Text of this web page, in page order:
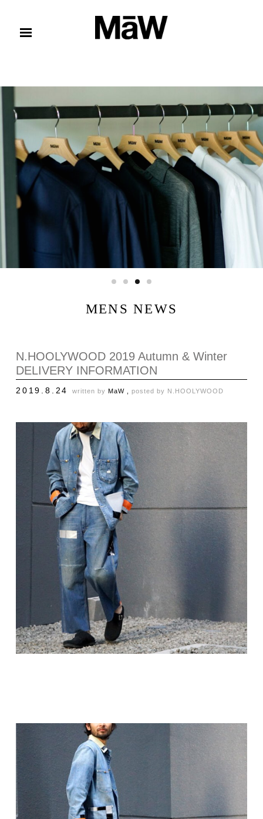
MENS NEWS
N.HOOLYWOOD 2019 Autumn & Winter
DELIVERY INFORMATION
2019.8.24 written by MaW , posted by N.HOOLYWOOD